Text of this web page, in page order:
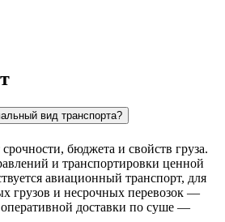
вид транспорта?
бюджета и свойств груза.
и транспортировки ценной
авиационный транспорт, для
грузов и несрочных перевозок —
доставки по суше —